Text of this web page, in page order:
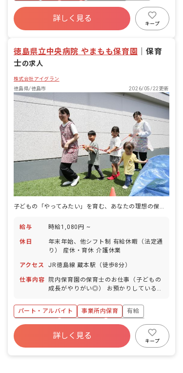
の計画・実行、お知らせの作成
社会保険完備
有給
福利厚生充実
昇給昇進あり
産休育休制度
詳しく見る
キープ
徳島県立中央病院 やまもも保育園
保育
士の求人
株式会社アイグラン
徳島県/徳島市
2026/05/22更新
給与 時給1,080円 ~
休日
年末年始、他シフト制 有給休暇（法定通
り） 産休・育休 介護休業
アクセス JR徳島線 蔵本駅（徒歩8分）
仕事内容
院内保育園の保育士のお仕事（子どもの
成長がやりがい◎） お預かりしている子
食事・睡眠・排泄・清潔・衣類の着脱等
・集団生活を通じた社会性の装着 ・行事
の計画・実行、お知らせの作成
パート・アルバイト 事業所内保育
有給
福利厚生充実
産休育休制度
未経験歓迎
WEB面接OK
詳しく見る
キープ